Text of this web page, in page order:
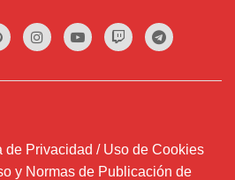
de Privacidad / Uso de Cookies
y Normas de Publicación de